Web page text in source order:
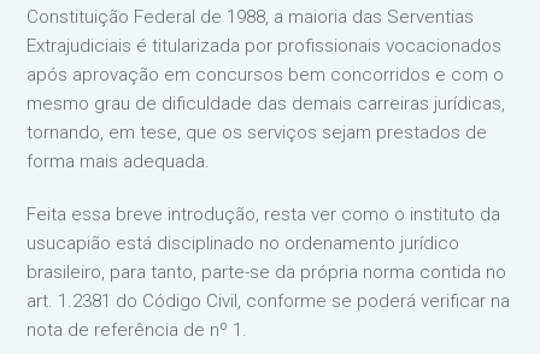
Constituição Federal de 1988, a maioria das Serventias
Extrajudiciais é titularizada por profissionais vocacionados
após aprovação em concursos bem concorridos e com o
mesmo grau de dificuldade das demais carreiras jurídicas,
tornando, em tese, que os serviços sejam prestados de
forma mais adequada.
Feita essa breve introdução, resta ver como o instituto da
usucapião está disciplinado no ordenamento jurídico
brasileiro, para tanto, parte-se da própria norma contida no
art. 1.2381 do Código Civil, conforme se poderá verificar na
nota de referência de nº 1.